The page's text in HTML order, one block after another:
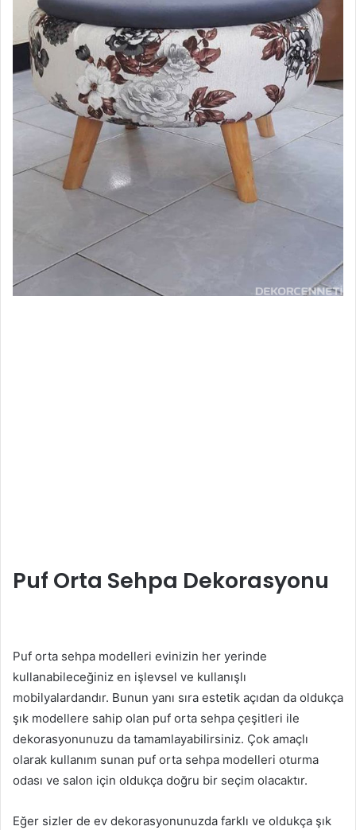
Puf Orta Sehpa Dekorasyonu
Puf orta sehpa modelleri evinizin her yerinde
kullanabileceğiniz en işlevsel ve kullanışlı
mobilyalardandır. Bunun yanı sıra estetik açıdan da oldukça
şık modellere sahip olan puf orta sehpa çeşitleri ile
dekorasyonunuzu da tamamlayabilirsiniz. Çok amaçlı
olarak kullanım sunan puf orta sehpa modelleri oturma
odası ve salon için oldukça doğru bir seçim olacaktır.
Eğer sizler de ev dekorasyonunuzda farklı ve oldukça şık